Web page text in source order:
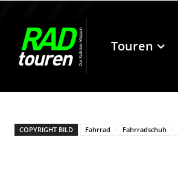
Touren
COPYRIGHT BILD Fahrrad Fahrradschuh